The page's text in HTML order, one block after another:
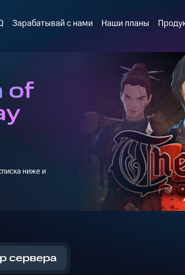
Зарабатывай с нами Наши планы
of
ниже и
сервера